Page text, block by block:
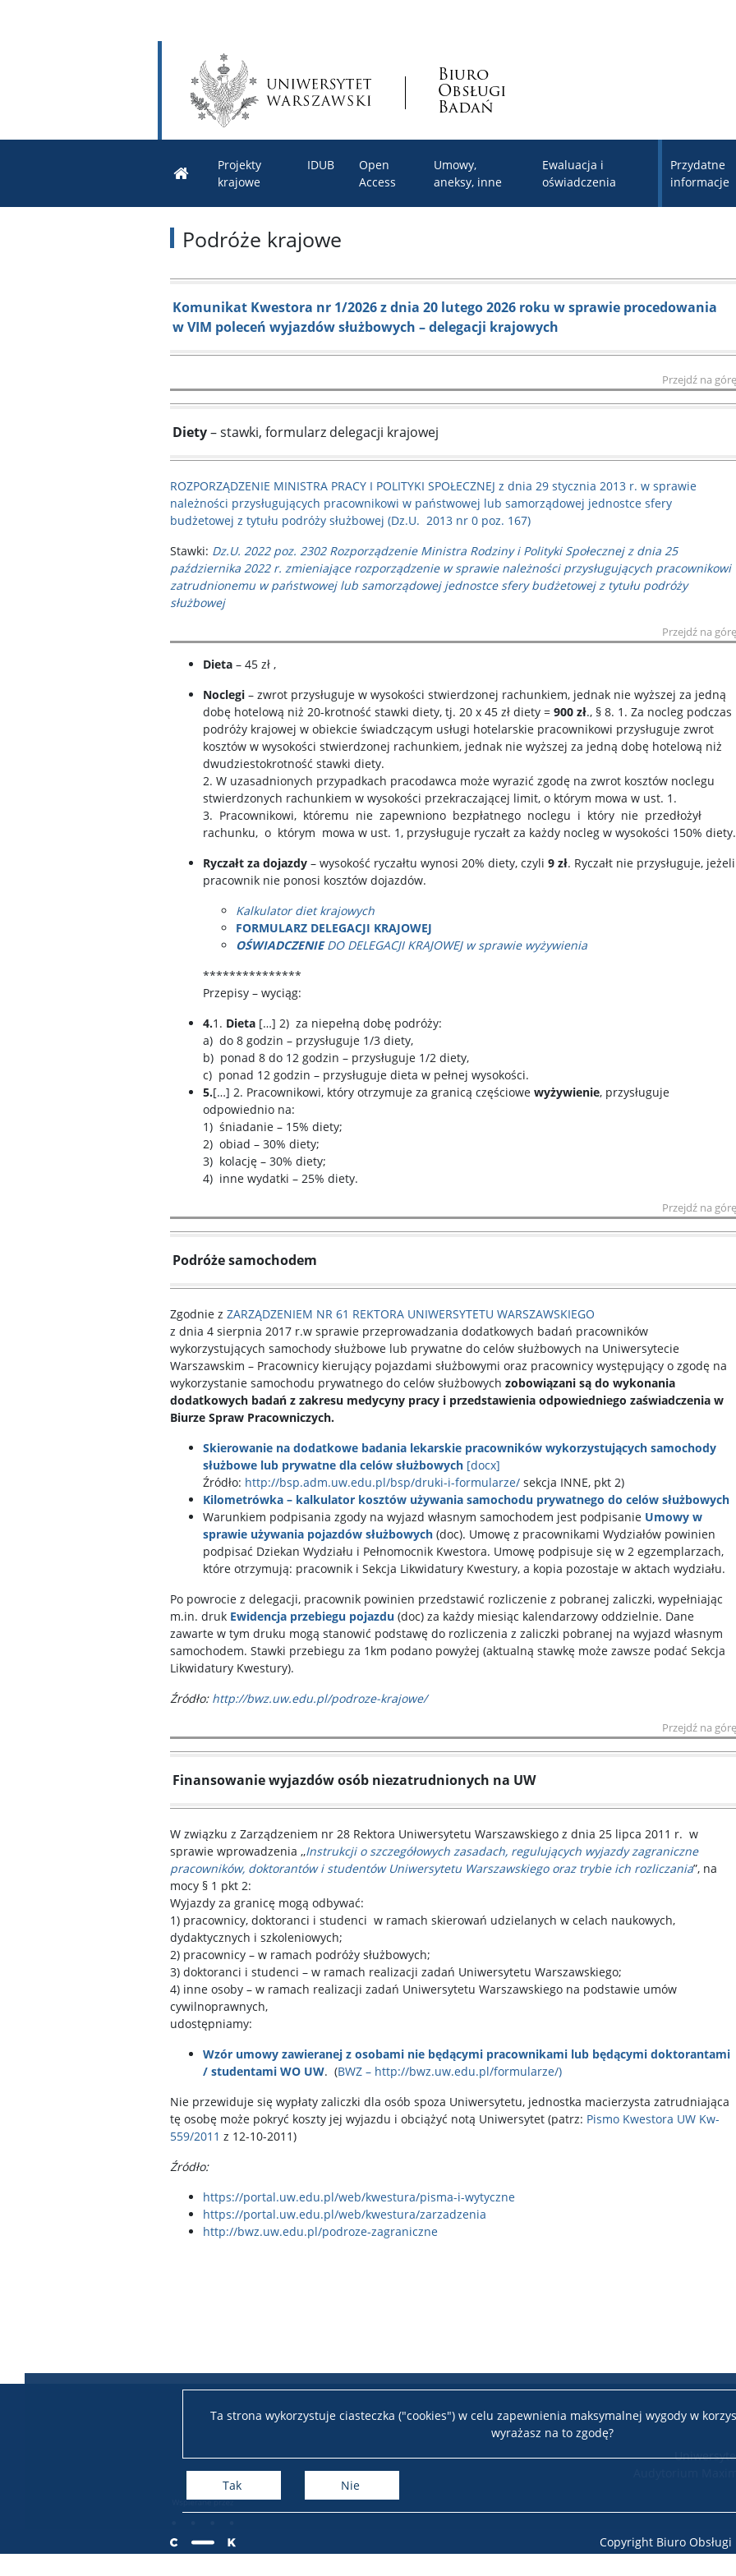
Ta strona wykorzystuje ciasteczka ("cookies") w celu zapewnienia maksymalnej wygody w
wyrażasz na to zgodę?
Tak Nie
Biuro
Obsługi
Badań
Projekty
krajowe
IDUB
Open
Access
Umowy,
aneksy, inne
Ewaluacja i
oświadczenia
Przydatne
informacje
Podróże krajowe
Komunikat Kwestora nr 1/2026 z dnia 20 lutego 2026 roku w sprawie procedowania
w VIM poleceń wyjazdów służbowych – delegacji krajowych
Przejdź na górę
Diety– stawki, formularz delegacji krajowej
ROZPORZĄDZENIE MINISTRA PRACY I POLITYKI SPOŁECZNEJ z dnia 29 stycznia 2013 r. w sprawie
należności przysługujących pracownikowi w państwowej lub samorządowej jednostce sfery
budżetowej z tytułu podróży służbowej (Dz.U. 2013 nr 0 poz. 167)
Stawki: Dz.U. 2022 poz. 2302 Rozporządzenie Ministra Rodziny i Polityki Społecznej z dnia 25
października 2022 r. zmieniające rozporządzenie w sprawie należności przysługujących pracownikowi
zatrudnionemu w państwowej lub samorządowej jednostce sfery budżetowej z tytułu podróży
służbowej
Przejdź na górę
Dieta – 45 zł ,
Noclegi – zwrot przysługuje w wysokości stwierdzonej rachunkiem, jednak nie wyższej za jedną
dobę hotelową niż 20-krotność stawki diety, tj. 20 x 45 zł diety = 900 zł., § 8. 1. Za nocleg podczas
podróży krajowej w obiekcie świadczącym usługi hotelarskie pracownikowi przysługuje zwrot
kosztów w wysokości stwierdzonej rachunkiem, jednak nie wyższej za jedną dobę hotelową niż
dwudziestokrotność stawki diety.
2. W uzasadnionych przypadkach pracodawca może wyrazić zgodę na zwrot kosztów noclegu
stwierdzonych rachunkiem w wysokości przekraczającej limit, o którym mowa w ust. 1.
3. Pracownikowi, któremu nie zapewniono bezpłatnego noclegu i który nie przedłożył
rachunku, o którym mowa w ust. 1, przysługuje ryczałt za każdy nocleg w wysokości 150% diety.
Ryczałt za dojazdy – wysokość ryczałtu wynosi 20% diety, czyli 9 zł. Ryczałt nie przysługuje, jeżeli
pracownik nie ponosi kosztów dojazdów.
Kalkulator diet krajowych
FORMULARZ DELEGACJI KRAJOWEJ
OŚWIADCZENIEDO DELEGACJI KRAJOWEJ w sprawie wyżywienia
***************
Przepisy – wyciąg:
4.1. Dieta […] 2) za niepełną dobę podróży:
a) do 8 godzin – przysługuje 1/3 diety,
b) ponad 8 do 12 godzin – przysługuje 1/2 diety,
c) ponad 12 godzin – przysługuje dieta w pełnej wysokości.
5.[…] 2. Pracownikowi, który otrzymuje za granicą częściowe wyżywienie, przysługuje
odpowiednio na:
1) śniadanie – 15% diety;
2) obiad – 30% diety;
3) kolację – 30% diety;
4) inne wydatki – 25% diety.
Przejdź na górę
Podróże samochodem
Zgodnie z ZARZĄDZENIEM NR 61 REKTORA UNIWERSYTETU WARSZAWSKIEGO
z dnia 4 sierpnia 2017 r.w sprawie przeprowadzania dodatkowych badań pracowników
wykorzystujących samochody służbowe lub prywatne do celów służbowych na Uniwersytecie
Warszawskim – Pracownicy kierujący pojazdami służbowymi oraz pracownicy występujący o zgodę na
wykorzystanie samochodu prywatnego do celów służbowych zobowiązani są do wykonania
dodatkowych badań z zakresu medycyny pracy i przedstawienia odpowiedniego zaświadczenia w
Biurze Spraw Pracowniczych.
Skierowanie na dodatkowe badania lekarskie pracowników wykorzystujących samochody
służbowe lub prywatne dla celów służbowych [docx]
Źródło: http://bsp.adm.uw.edu.pl/bsp/druki-i-formularze/ sekcja INNE, pkt 2)
Kilometrówka – kalkulator kosztów używania samochodu prywatnego do celów służbowych
Warunkiem podpisania zgody na wyjazd własnym samochodem jest podpisanie Umowy w
sprawie używania pojazdów służbowych (doc). Umowę z pracownikami Wydziałów powinien
podpisać Dziekan Wydziału i Pełnomocnik Kwestora. Umowę podpisuje się w 2 egzemplarzach,
które otrzymują: pracownik i Sekcja Likwidatury Kwestury, a kopia pozostaje w aktach wydziału.
Po powrocie z delegacji, pracownik powinien przedstawić rozliczenie z pobranej zaliczki, wypełniając
m.in. druk Ewidencja przebiegu pojazdu (doc) za każdy miesiąc kalendarzowy oddzielnie. Dane
zawarte w tym druku mogą stanowić podstawę do rozliczenia z zaliczki pobranej na wyjazd własnym
samochodem. Stawki przebiegu za 1km podano powyżej (aktualną stawkę może zawsze podać Sekcja
Likwidatury Kwestury).
Źródło: http://bwz.uw.edu.pl/podroze-krajowe/
Przejdź na górę
Finansowanie wyjazdów osób niezatrudnionych na UW
W związku z Zarządzeniem nr 28 Rektora Uniwersytetu Warszawskiego z dnia 25 lipca 2011 r. w
sprawie wprowadzenia ,,Instrukcji o szczegółowych zasadach, regulujących wyjazdy zagraniczne
pracowników, doktorantów i studentów Uniwersytetu Warszawskiego oraz trybie ich rozliczania”, na
mocy § 1 pkt 2:
Wyjazdy za granicę mogą odbywać:
1) pracownicy, doktoranci i studenci w ramach skierowań udzielanych w celach naukowych,
dydaktycznych i szkoleniowych;
2) pracownicy – w ramach podróży służbowych;
3) doktoranci i studenci – w ramach realizacji zadań Uniwersytetu Warszawskiego;
4) inne osoby – w ramach realizacji zadań Uniwersytetu Warszawskiego na podstawie umów
cywilnoprawnych,
udostępniamy:
Wzór umowy zawieranej z osobami nie będącymi pracownikami lub będącymi doktorantami
/ studentami WO UW. (BWZ – http://bwz.uw.edu.pl/formularze/)
Nie przewiduje się wypłaty zaliczki dla osób spoza Uniwersytetu, jednostka macierzysta zatrudniająca
tę osobę może pokryć koszty jej wyjazdu i obciążyć notą Uniwersytet (patrz: Pismo Kwestora UW Kw-
559/2011 z 12-10-2011)
Źródło:
https://portal.uw.edu.pl/web/kwestura/pisma-i-wytyczne
https://portal.uw.edu.pl/web/kwestura/zarzadzenia
http://bwz.uw.edu.pl/podroze-zagraniczne
Copyright Biuro